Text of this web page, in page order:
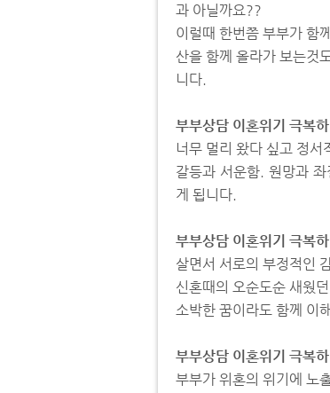
과 아닐까요??
이럴때 한번쯤 부부가 함
산을 함께 올라가 보는것
니다.
부부상담 이혼위기 극복
너무 멀리 왔다 싶고 정
갈등과 서운함. 원망과
게 됩니다.
부부상담 이혼위기 극복
살면서 서로의 부정적인
신혼때의 오순도순 새웠
소박한 꿈이라도 함께 이
부부상담 이혼위기 극복
부부가 위혼의 위기에 노